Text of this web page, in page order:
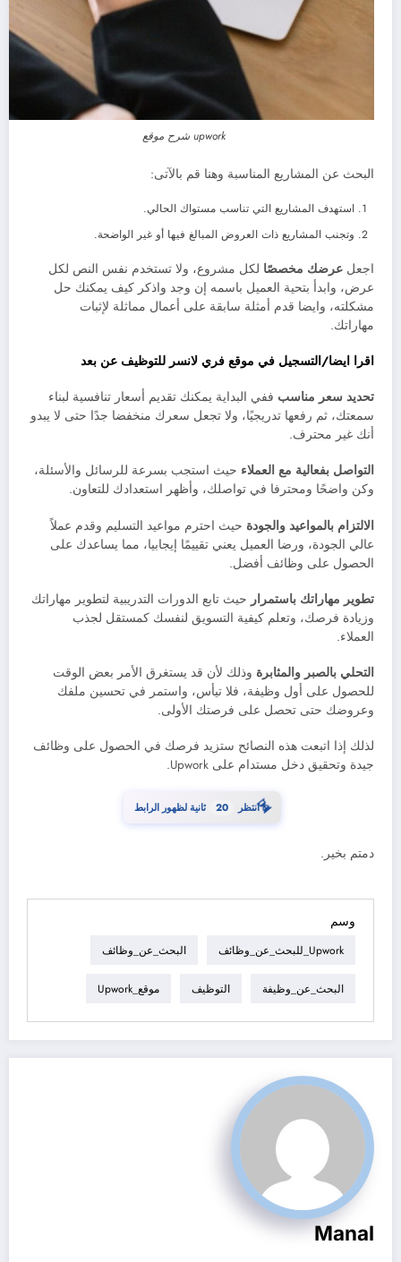
upwork شرح موقع
البحث عن المشاريع المناسبة وهنا قم بالآتى:
استهدف المشاريع التي تناسب مستواك الحالي.
وتجنب المشاريع ذات العروض المبالغ فيها أو غير الواضحة.
اجعل عرضك مخصصًا لكل مشروع، ولا تستخدم نفس النص لكل
عرض، وابدأ بتحية العميل باسمه إن وجد واذكر كيف يمكنك حل
مشكلته، وايضا قدم أمثلة سابقة على أعمال مماثلة لإثبات
مهاراتك.
اقرا ايضا/التسجيل في موقع فري لانسر للتوظيف عن بعد
تحديد سعر مناسب ففي البداية يمكنك تقديم أسعار تنافسية لبناء
سمعتك، ثم رفعها تدريجيًا، ولا تجعل سعرك منخفضا جدًا حتى لا يبدو
أنك غير محترف.
التواصل بفعالية مع العملاء حيث استجب بسرعة للرسائل والأسئلة،
وكن واضحًا ومحترفا في تواصلك، وأظهر استعدادك للتعاون.
الالتزام بالمواعيد والجودة حيث احترم مواعيد التسليم وقدم عملاً
عالي الجودة، ورضا العميل يعني تقييمًا إيجابيا، مما يساعدك على
الحصول على وظائف أفضل.
تطوير مهاراتك باستمرار حيث تابع الدورات التدريبية لتطوير مهاراتك
وزيادة فرصك، وتعلم كيفية التسويق لنفسك كمستقل لجذب
العملاء.
التحلي بالصبر والمثابرة وذلك لأن قد يستغرق الأمر بعض الوقت
للحصول على أول وظيفة، فلا تيأس، واستمر في تحسين ملفك
وعروضك حتى تحصل على فرصتك الأولى.
لذلك إذا اتبعت هذه النصائح ستزيد فرصك في الحصول على وظائف
جيدة وتحقيق دخل مستدام على Upwork.
⏳انتظر 19 ثانية لظهور الرابط
دمتم بخير.
وسم
Upwork_للبحث_عن_وظائف البحث_عن_وظائف
البحث_عن_وظيفة التوظيف موقع_Upwork
Manal